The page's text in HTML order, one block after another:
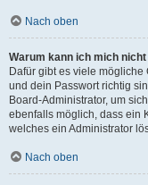
Nach oben
Warum kann ich mich
Dafür gibt es viele mögliche
und dein Passwort richtig
Board-Administrator, um
ebenfalls möglich, dass ein
welches ein Administrator
Nach oben